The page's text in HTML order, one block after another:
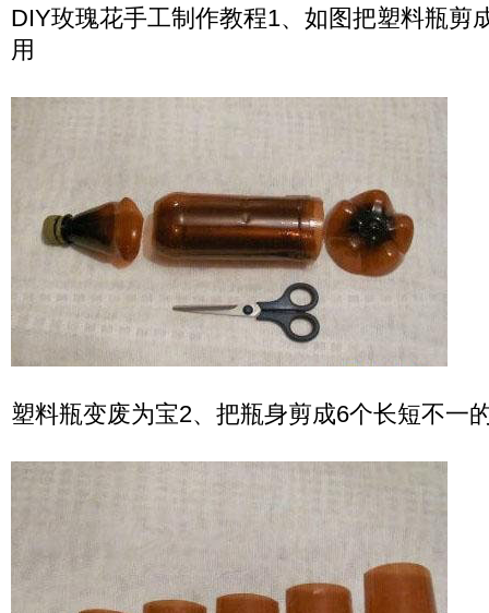
DIY玫瑰花手工制作教程1、如图把塑料瓶剪
用
塑料瓶变废为宝2、把瓶身剪成6个长短不一